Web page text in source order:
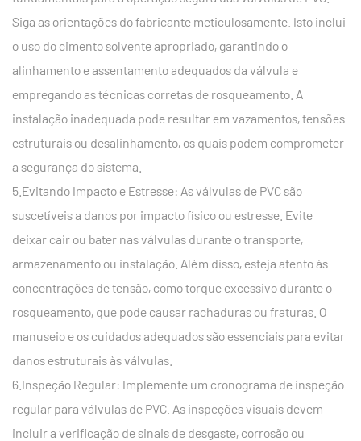
Siga as orientações do fabricante meticulosamente. Isto inclui
o uso do cimento solvente apropriado, garantindo o
alinhamento e assentamento adequados da válvula e
empregando as técnicas corretas de rosqueamento. A
instalação inadequada pode resultar em vazamentos, tensões
estruturais ou desalinhamento, os quais podem comprometer
a segurança do sistema.
5.Evitando Impacto e Estresse: As válvulas de PVC são
suscetíveis a danos por impacto físico ou estresse. Evite
deixar cair ou bater nas válvulas durante o transporte,
armazenamento ou instalação. Além disso, esteja atento às
concentrações de tensão, como torque excessivo durante o
rosqueamento, que pode causar rachaduras ou fraturas. O
manuseio e os cuidados adequados são essenciais para evitar
danos estruturais às válvulas.
6.Inspeção Regular: Implemente um cronograma de inspeção
regular para válvulas de PVC. As inspeções visuais devem
incluir a verificação de sinais de desgaste, corrosão ou